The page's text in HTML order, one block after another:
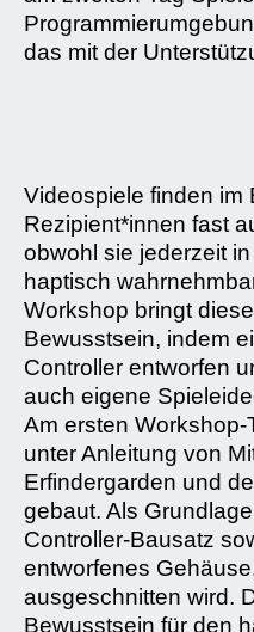
das mit der
Videospiele finden im
Rezipient*innen fast
obwohl sie jederzeit
haptisch
Workshop bringt
Bewusstsein, indem
Controller entworfen
auch eigene
Am ersten
unter Anleitung von
Erfindergarden und
gebaut. Als
Controller-Bausatz
entworfenes
ausgeschnitten wird.
Bewusstsein für den